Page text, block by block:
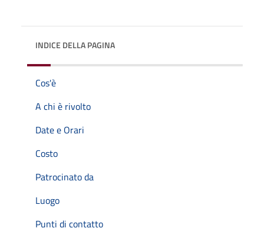
INDICE DELLA PAGINA
Cos'è
A chi è rivolto
Date e Orari
Costo
Patrocinato da
Luogo
Punti di contatto